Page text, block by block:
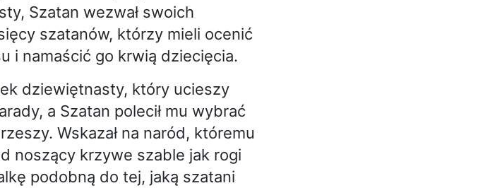
Szatan wezwał swoich
szatanów, którzy mieli ocenić
i namaścić go krwią dziecięcia.
dziewiętnasty, który ucieszy
a Szatan polecił mu wybrać
Wskazał na naród, któremu
noszący krzywe szable jak rogi
podobną do tej, jaką szatani